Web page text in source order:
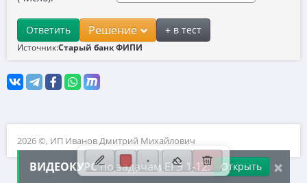
15. Неравенства
16. Экономические задачи
18. Параметры
Ответить Решение + в тест
Источник:Старый банк ФИПИ
2026 ©, ИП Иванов Дмитрий Михайлович
×
ВИДЕОКУРСпо задачам ЕГЭ 1-12: Открыть